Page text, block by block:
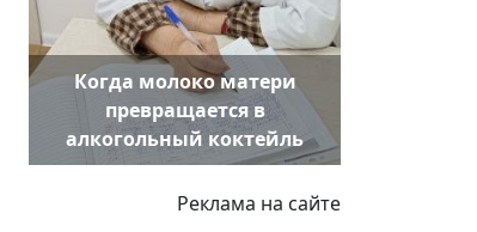
Когда молоко матери
превращается в
алкогольный коктейль
Реклама на сайте